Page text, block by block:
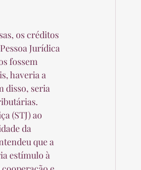
Jurídica
fossem
haveria a
disso, seria
da
que a
estímulo à